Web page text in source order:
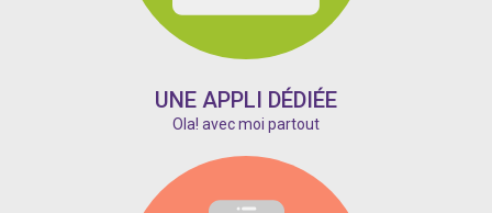
UNE APPLI DÉDIÉE
Ola! avec moi partout